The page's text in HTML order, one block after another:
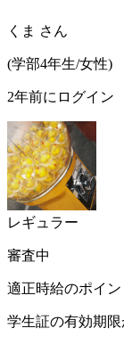
くま さん
(学部4年生/女性)
2年前にログイン
レギュラー
審査中
適正時給のポイン
学生証の有効期